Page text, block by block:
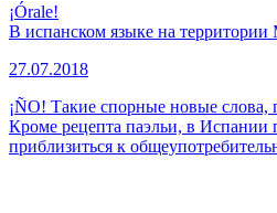
¡Órale!
В испанском языке на
27.07.2018
¡ÑO! Такие спорные новые
Кроме рецепта паэльи, в Испании
приблизиться к